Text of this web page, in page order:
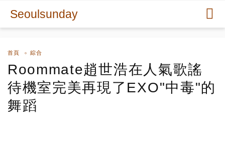
Seoulsunday
首頁 綜合
Roommate趙世浩在人氣歌謠
待機室完美再現了EXO"中毒"的
舞蹈